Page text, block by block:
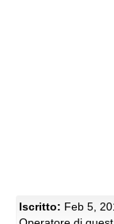
Iscritto: Feb 5,